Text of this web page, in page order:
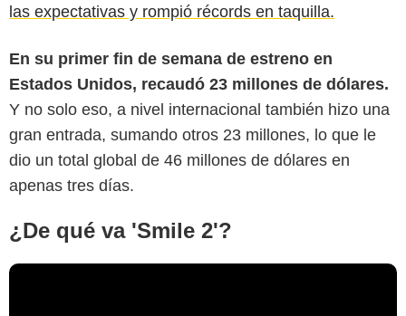
las expectativas y rompió récords en taquilla.
En su primer fin de semana de estreno en
Estados Unidos, recaudó 23 millones de dólares.
Y no solo eso, a nivel internacional también hizo una
gran entrada, sumando otros 23 millones, lo que le
dio un total global de 46 millones de dólares en
apenas tres días.
¿De qué va 'Smile 2'?